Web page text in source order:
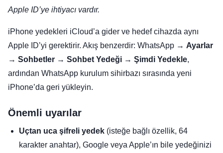
Apple ID’ye ihtiyacı vardır.
iPhone yedekleri iCloud’a gider ve hedef cihazda aynı
Apple ID’yi gerektirir. Akış benzerdir: WhatsApp → Ayarlar
→ Sohbetler → Sohbet Yedeği → Şimdi Yedekle,
ardından WhatsApp kurulum sihirbazı sırasında yeni
iPhone’da geri yükleyin.
Önemli uyarılar
Uçtan uca şifreli yedek (isteğe bağlı özellik, 64
karakter anahtar), Google veya Apple’ın bile yedeğinizi